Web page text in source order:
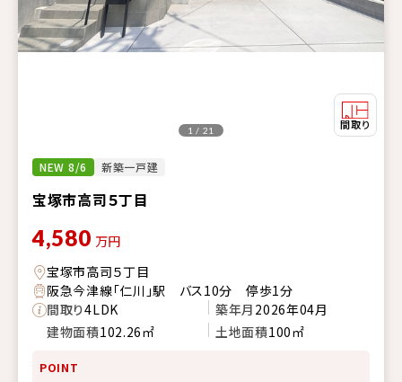
NEW 8/6 新築一戸建
宝塚市高司５丁目
1 / 21
4,580 万円
宝塚市高司５丁目
阪急今津線「仁川」駅 バス10分 停歩1分
間取り4LDK 築年月 2026年04月
建物面積102.26㎡ 土地面積100㎡
POINT